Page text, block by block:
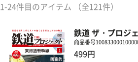
1-24件目のアイテム （全121件）
鉄道 ザ・プロジ
商品番号
499円